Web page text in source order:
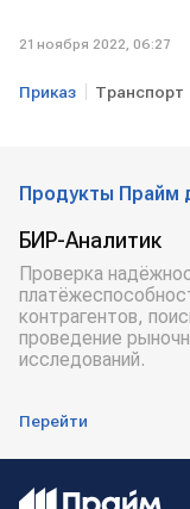
21 ноября 2022, 06:27
Приказ Транспорт
Продукты Прайм
БИР-Аналитик
Проверка
контрагентов,
проведение
исследований.
Перейти